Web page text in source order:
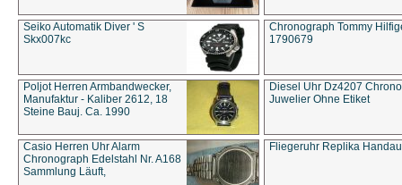
Seiko Automatik Diver ' S
Skx007kc
Chronograph Tommy
1790679
Poljot Herren Armbandwecker,
Manufaktur - Kaliber 2612, 18
Steine Bauj. Ca. 1990
Diesel Uhr Dz4207
Juwelier Ohne Etiket
Casio Herren Uhr Alarm
Chronograph Edelstahl Nr. A168
Sammlung Läuft,
Fliegeruhr Replika